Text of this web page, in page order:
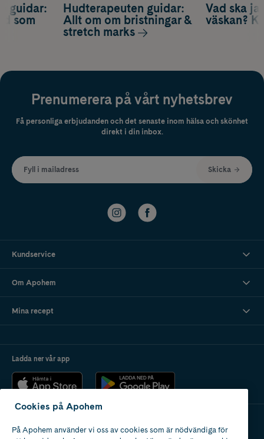
Vad ska
väskan?
guidar:
som
Hudterapeuten guidar:
Allt om om bristningar &
stretch marks
Prenumerera på vårt nyhetsbrev
Få personliga erbjudanden och det senaste inom hälsa och skönhet
direkt i din inbox.
Fyll i mailadress Skicka
Kundservice
Om Apohem
Mina recept
Ladda ner vår app
Apotek med tillstånd
Cookies på Apohem
På Apohem använder vi oss av cookies som är nödvändiga för